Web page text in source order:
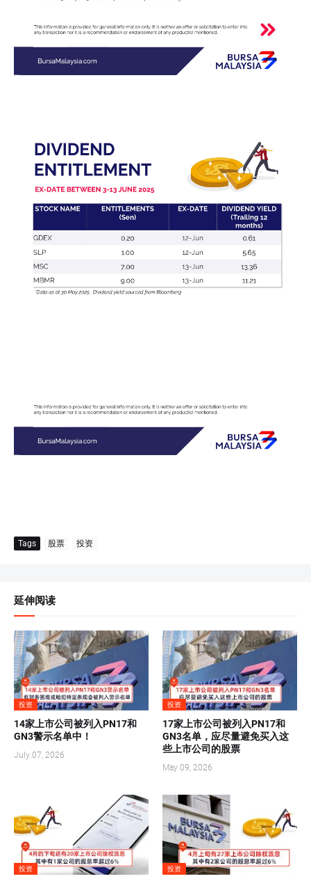
Tags 股票 投资
延伸阅读
投资
14家上市公司被列入PN17和
GN3警示名单中！
July 07, 2026
投资
17家上市公司被列入PN17和
GN3名单，应尽量避免买入这
些上市公司的股票
May 09, 2026
投资 投资